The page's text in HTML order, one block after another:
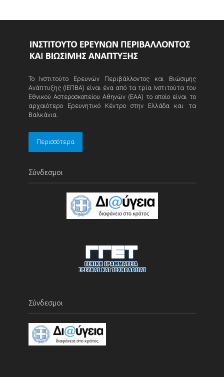
Το Ινστιτούτο Ερευνών Περιβάλλοντος και Βιώσιμης
Ανάπτυξης (ΙΕΠΒΑ) είναι ένα από τα τρία Ινστιτούτα του
Εθνικού Αστεροσκοπείου Αθηνών (ΕΑΑ) το οποίο είναι το
αρχαιότερο Ερευνητικό Κέντρο στην Ελλάδα και τα
Βαλκάνια.
Περισσότερα
Σύνδεσμοι
Σύνδεσμοι